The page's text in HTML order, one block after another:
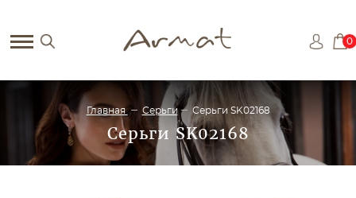
0
Главная Серьги Серьги SK02168
Серьги SK02168